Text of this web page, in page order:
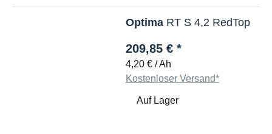
OptimaRT S 4,2 RedTop
209,85 € *
4,20 € / Ah
Kostenloser Versand*
Auf Lager